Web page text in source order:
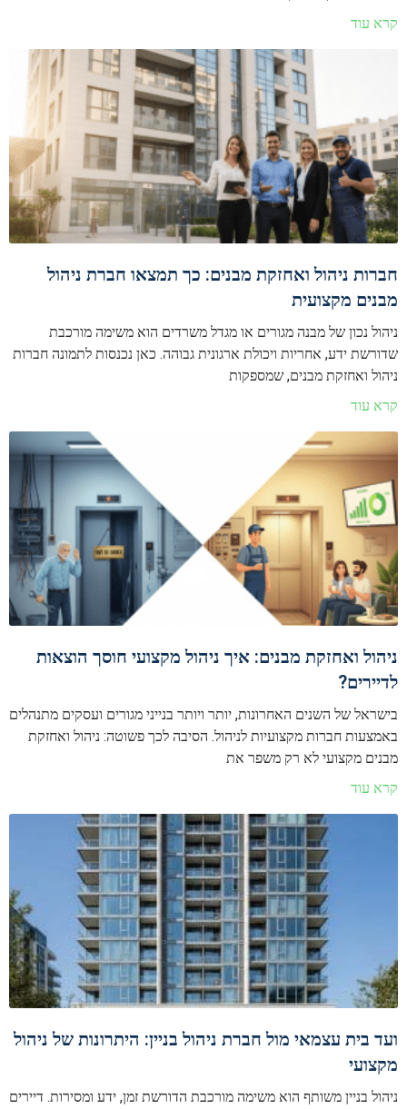
קרא עוד
חברות ניהול ואחזקת מבנים: כך תמצאו חברת ניהול
מבנים מקצועית
ניהול נכון של מבנה מגורים או מגדל משרדים הוא משימה מורכבת
שדורשת ידע, אחריות ויכולת ארגונית גבוהה. כאן נכנסות לתמונה חברות
ניהול ואחזקת מבנים, שמספקות
קרא עוד
ניהול ואחזקת מבנים: איך ניהול מקצועי חוסך הוצאות
לדיירים?
בישראל של השנים האחרונות, יותר ויותר בנייני מגורים ועסקים מתנהלים
באמצעות חברות מקצועיות לניהול. הסיבה לכך פשוטה: ניהול ואחזקת
מבנים מקצועי לא רק משפר את
קרא עוד
ועד בית עצמאי מול חברת ניהול בניין: היתרונות של ניהול
מקצועי
ניהול בניין משותף הוא משימה מורכבת הדורשת זמן, ידע ומסירות. דיירים